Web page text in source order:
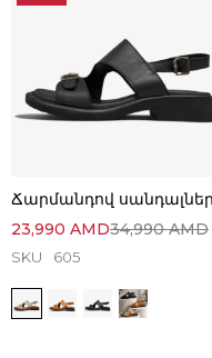
34,990AMD
23,990 AMD
SKU 605